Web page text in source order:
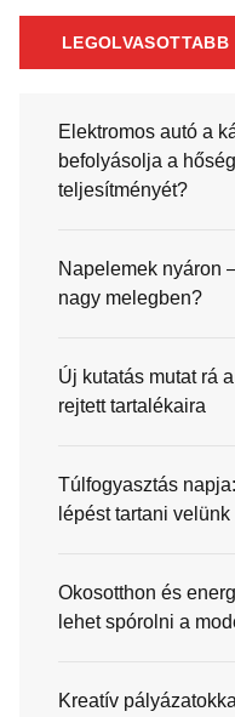
LEGOLVASOTTABB
Elektromos autó a
befolyásolja a
teljesítményét?
Napelemek nyáron
nagy melegben?
Új kutatás mutat rá
rejtett tartalékaira
Túlfogyasztás
lépést tartani velünk
Okosotthon és
lehet spórolni a
Kreatív